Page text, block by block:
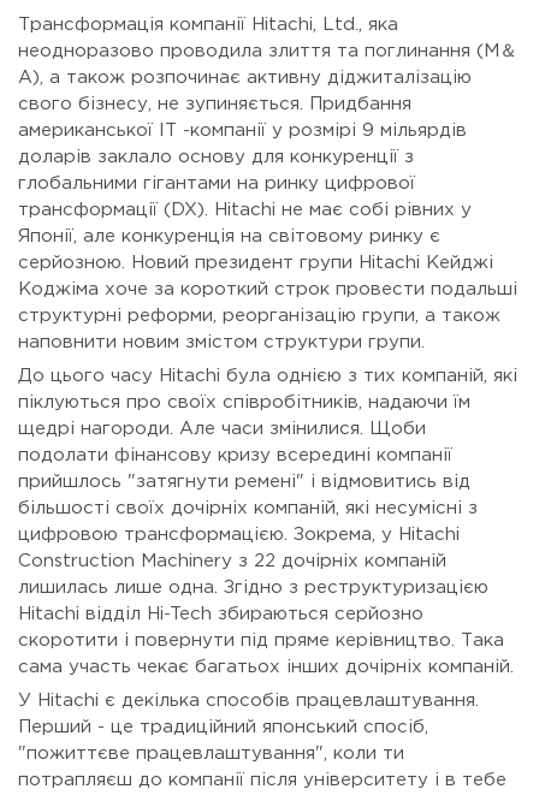
Трансформація компанії Hitachi, Ltd., яка
неодноразово проводила злиття та поглинання (M＆
A), а також розпочинає активну діджиталізацію
свого бізнесу, не зупиняється. Придбання
американської ІТ -компанії у розмірі 9 мільярдів
доларів заклало основу для конкуренції з
глобальними гігантами на ринку цифрової
трансформації (DX). Hitachi не має собі рівних у
Японії, але конкуренція на світовому ринку є
серйозною. Новий президент групи Hitachi Кейджі
Коджіма хоче за короткий строк провести подальші
структурні реформи, реорганізацію групи, а також
наповнити новим змістом структури групи.
До цього часу Hitachi була однією з тих компаній, які
піклуються про своїх співробітників, надаючи їм
щедрі нагороди. Але часи змінилися. Щоби
подолати фінансову кризу всередині компанії
прийшлось "затягнути ремені" і відмовитись від
більшості своїх дочірніх компаній, які несумісні з
цифровою трансформацією. Зокрема, у Hitachi
Construction Machinery з 22 дочірніх компаній
лишилась лише одна. Згідно з реструктуризацією
Hitachi відділ Hi-Tech збираються серйозно
скоротити і повернути під пряме керівництво. Така
сама участь чекає багатьох інших дочірніх компаній.
У Hitachi є декілька способів працевлаштування.
Перший - це традиційний японський спосіб,
"пожиттєве працевлаштування", коли ти
потрапляєш до компанії після університету і в тебе